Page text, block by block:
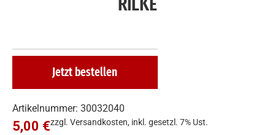
RILKE
Jetzt bestellen
Artikelnummer: 30032040
5,00 €zzgl. Versandkosten, inkl. gesetzl. 7% Ust.